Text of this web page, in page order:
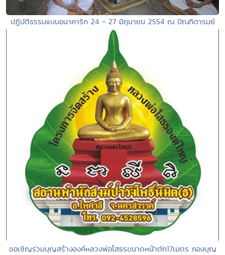
ปฏิบัติธรรมแบบอนาคาริก 24 - 27 มิถุนายน 2554 ณ ปัณฑิตารมย์
ขอเชิญร่วมบุญสร้างองค์หลวงพ่อโสธรขนาดหน้าตัก17เมตร กองบุญ